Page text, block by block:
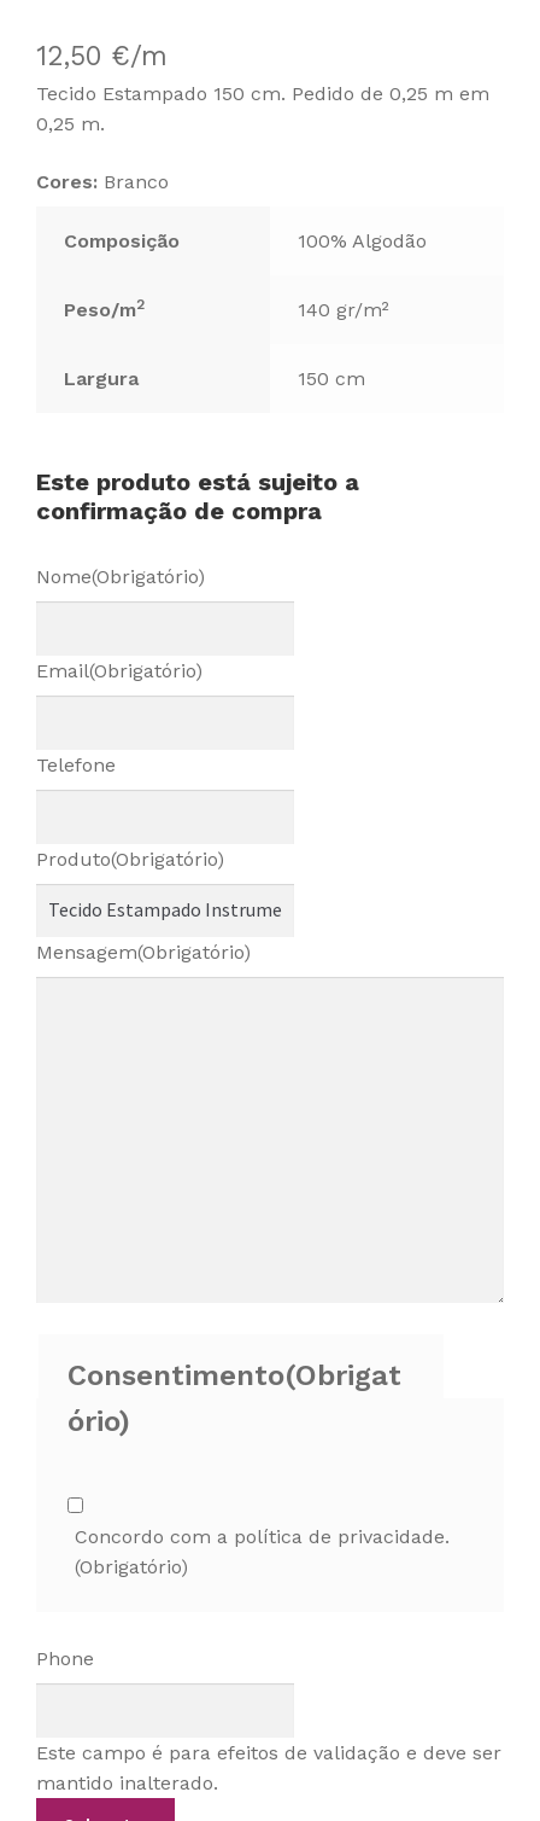
12,50 €/m
Tecido Estampado 150 cm. Pedido de 0,25 m em
0,25 m.
Cores: Branco
Composição 100% Algodão
Peso/m2 140 gr/m²
Largura 150 cm
Este produto está sujeito a
confirmação de compra
Nome(Obrigatório)
Email(Obrigatório)
Telefone
Produto(Obrigatório)
Mensagem(Obrigatório)
Consentimento(Obrigat
ório)
Concordo com a política de privacidade.
(Obrigatório)
Phone
Este campo é para efeitos de validação e deve ser
mantido inalterado.